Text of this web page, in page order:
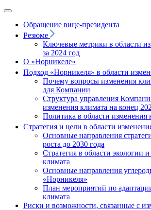
Обращение вице‑президента
Резюме
Ключевые метрики в области
за 2024 год
О «Норникеле»
Подход «Норникеля» в области
Почему вопросы изменения
для Компании
Структура управления
изменения климата на конец
Политика в области изменения
Стратегия и цели в области
Основные направления
роста до 2030 года
Стратегия в области экологии
климата
Основные направления
«Норникеля»
План мероприятий по
климата
Риски и возможности, связанные с